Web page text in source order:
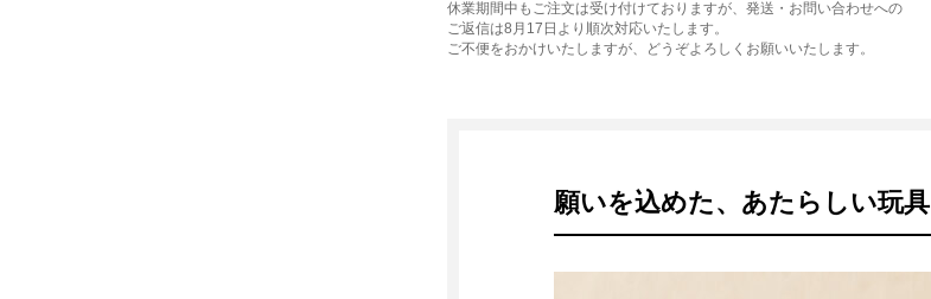
休業期間中もご注文は受け付けておりますが、発送・お問い合わせへの
ご返信は8月17日より順次対応いたします。
ご不便をおかけいたしますが、どうぞよろしくお願いいたします。
願いを込めた、あたらしい玩具